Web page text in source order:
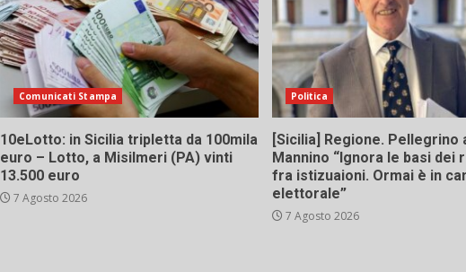
Comunicati Stampa
10eLotto: in Sicilia tripletta da 100mila
euro – Lotto, a Misilmeri (PA) vinti
13.500 euro
7 Agosto 2026
Politica
[Sicilia] Regione. Pellegrino
Mannino “Ignora le basi dei
fra istizuaioni. Ormai è in
elettorale”
7 Agosto 2026